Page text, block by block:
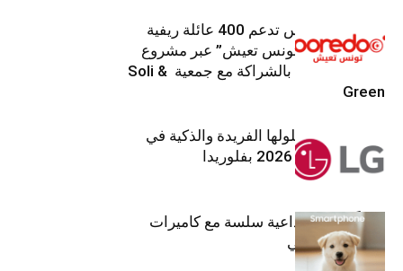
Ooredoo تونس تدعم 400 عائلة ريفية
ضمن برنامج “تونس تعيش” عبر مشروع
تنموي مستدام بالشراكة مع جمعية Soli &
Green
إل جي تقدم حلولها الفريدة والذكية في
معرض (KBIS) 2026 بفلوريدا
قريباً: تجربة إبداعية سلسة مع كاميرات
أجهزة جالاكسي